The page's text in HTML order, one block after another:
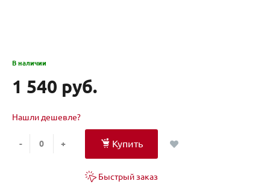
В наличии
1 540 руб.
Нашли дешевле?
- + Купить
Быстрый заказ